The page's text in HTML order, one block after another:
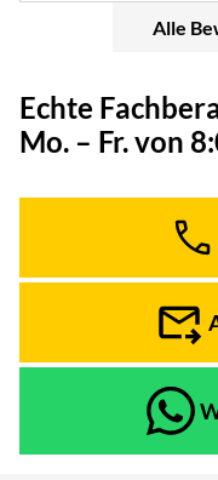
Alle
Echte
Mo. – Fr. von